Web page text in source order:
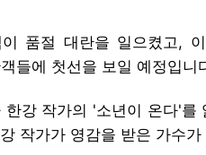
품절 대란을 일으켰고,
들에 첫선을 보일 예정입니
한강 작가의 '소년이 온다'를
작가가 영감을 받은 가수가